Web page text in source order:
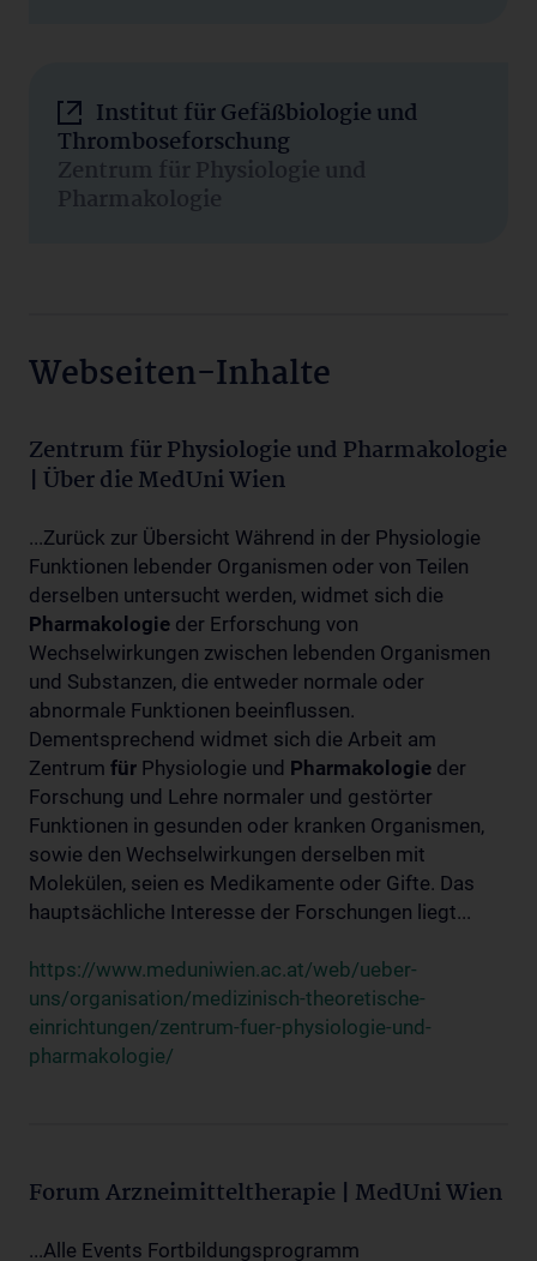
Institut für Gefäßbiologie und
Thromboseforschung
Zentrum für Physiologie und
Pharmakologie
Webseiten-Inhalte
Zentrum für Physiologie und Pharmakologie
| Über die MedUni Wien
...Zurück zur Übersicht Während in der Physiologie
Funktionen lebender Organismen oder von Teilen
derselben untersucht werden, widmet sich die
Pharmakologie der Erforschung von
Wechselwirkungen zwischen lebenden Organismen
und Substanzen, die entweder normale oder
abnormale Funktionen beeinflussen.
Dementsprechend widmet sich die Arbeit am
Zentrum für Physiologie und Pharmakologie der
Forschung und Lehre normaler und gestörter
Funktionen in gesunden oder kranken Organismen,
sowie den Wechselwirkungen derselben mit
Molekülen, seien es Medikamente oder Gifte. Das
hauptsächliche Interesse der Forschungen liegt...
https://www.meduniwien.ac.at/web/ueber-
uns/organisation/medizinisch-theoretische-
einrichtungen/zentrum-fuer-physiologie-und-
pharmakologie/
Forum Arzneimitteltherapie | MedUni Wien
...Alle Events Fortbildungsprogramm